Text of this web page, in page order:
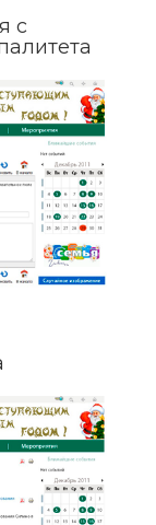
с